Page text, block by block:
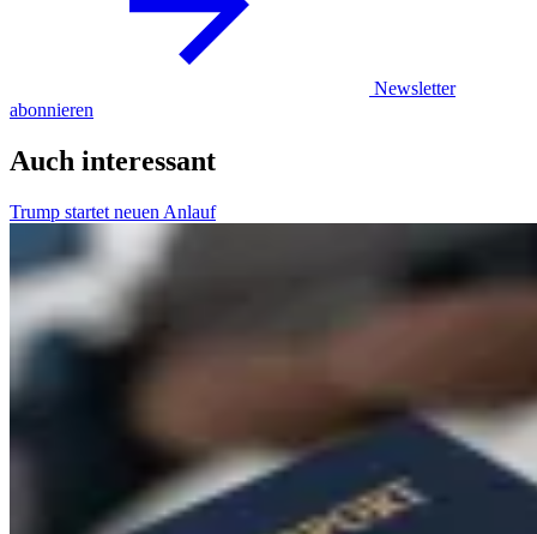
Newsletter
abonnieren
Auch interessant
Trump startet neuen Anlauf